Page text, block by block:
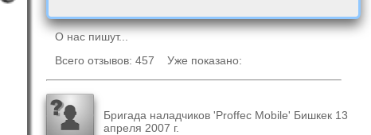
О нас пишут...
Всего отзывов: 457 Уже показано:
Бригада наладчиков 'Proffec Mobile' Бишкек 13
апреля 2007 г.